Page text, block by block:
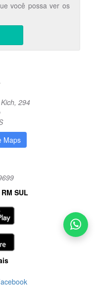
você possa ver os
294
Maps
SUL